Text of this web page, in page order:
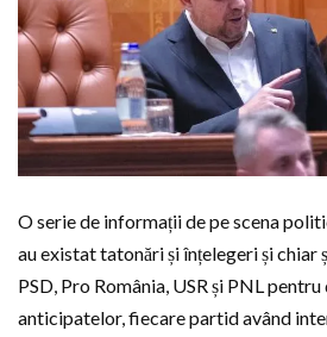
O serie de informații de pe scena
au existat tatonări și înțelegeri și
PSD, Pro România, USR și PNL
anticipatelor, fiecare partid având